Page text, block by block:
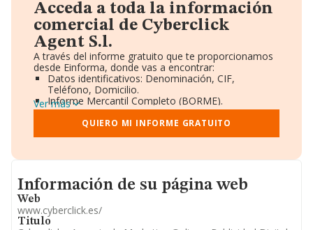
Acceda a toda la información
comercial de Cyberclick
Agent S.l.
A través del informe gratuito que te proporcionamos
desde Einforma, donde vas a encontrar:
Datos identificativos: Denominación, CIF,
Teléfono, Domicilio.
Informe Mercantil Completo (BORME).
Gráficos de Evolución Ventas y Empleados.
Consejo de Administración y Administradores.
Directivos y Ejecutivos.
Información oficial y registral complementaria.
Ver más
QUIERO MI INFORME GRATUITO
Informacion de su página web
Información de su página web
Web
www.cyberclick.es/
Titulo